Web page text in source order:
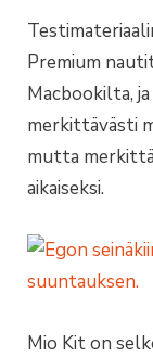
Premium
Macbookilta,
merkittävästi
mutta
aikaiseksi.
Mio Kit on